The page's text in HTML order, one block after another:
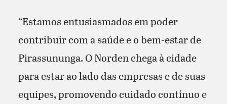
“Estamos entusiasmados em poder
contribuir com a saúde e o bem-estar de
Pirassununga. O Norden chega à cidade
para estar ao lado das empresas e de suas
equipes, promovendo cuidado contínuo e